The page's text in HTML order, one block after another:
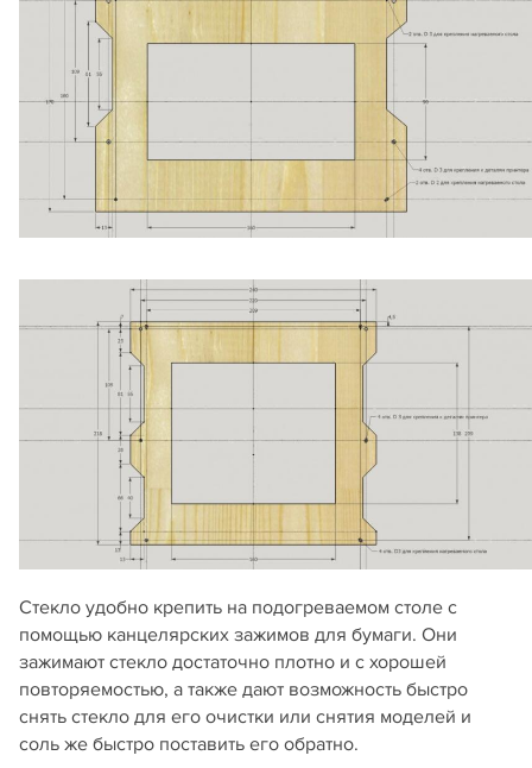
Стекло удобно крепить на подогреваемом столе с
помощью канцелярских зажимов для бумаги. Они
зажимают стекло достаточно плотно и с хорошей
повторяемостью, а также дают возможность быстро
снять стекло для его очистки или снятия моделей и
соль же быстро поставить его обратно.